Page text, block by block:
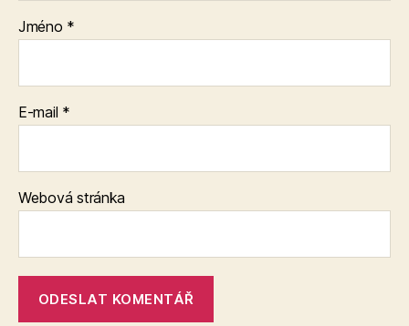
Jméno *
E-mail *
Webová stránka